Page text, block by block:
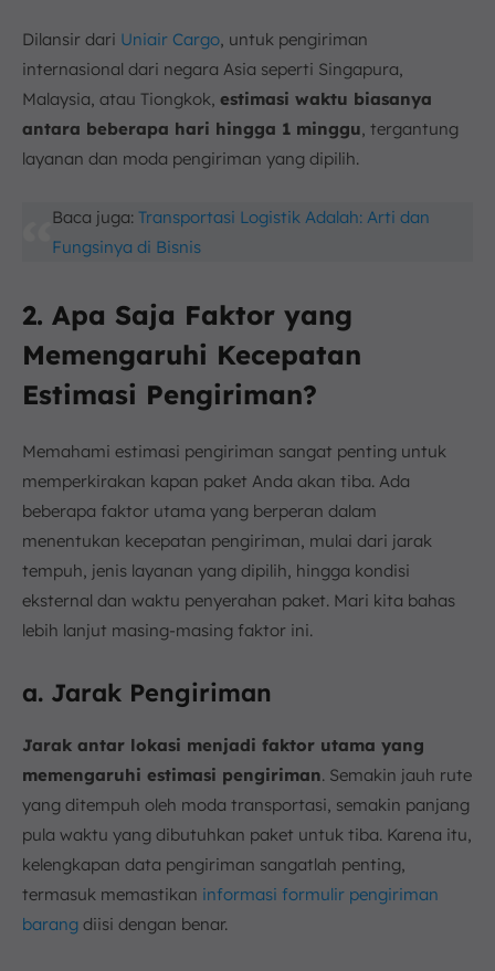
Dilansir dari Uniair Cargo, untuk pengiriman
internasional dari negara Asia seperti Singapura,
Malaysia, atau Tiongkok, estimasi waktu biasanya
antara beberapa hari hingga 1 minggu, tergantung
layanan dan moda pengiriman yang dipilih.
Baca juga: Transportasi Logistik Adalah: Arti dan
Fungsinya di Bisnis
2. Apa Saja Faktor yang
Memengaruhi Kecepatan
Estimasi Pengiriman?
Memahami estimasi pengiriman sangat penting untuk
memperkirakan kapan paket Anda akan tiba. Ada
beberapa faktor utama yang berperan dalam
menentukan kecepatan pengiriman, mulai dari jarak
tempuh, jenis layanan yang dipilih, hingga kondisi
eksternal dan waktu penyerahan paket. Mari kita bahas
lebih lanjut masing-masing faktor ini.
a. Jarak Pengiriman
Jarak antar lokasi menjadi faktor utama yang
memengaruhi estimasi pengiriman. Semakin jauh rute
yang ditempuh oleh moda transportasi, semakin panjang
pula waktu yang dibutuhkan paket untuk tiba. Karena itu,
kelengkapan data pengiriman sangatlah penting,
termasuk memastikan informasi formulir pengiriman
barang diisi dengan benar.